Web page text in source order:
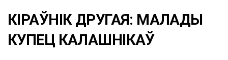
КІРАЎНІК ДРУГАЯ: МАЛАДЫ
КУПЕЦ КАЛАШНІКАЎ